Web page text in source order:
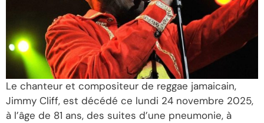
Le chanteur et compositeur de reggae jamaicain,
Jimmy Cliff, est décédé ce lundi 24 novembre 2025,
à l’âge de 81 ans, des suites d’une pneumonie, à